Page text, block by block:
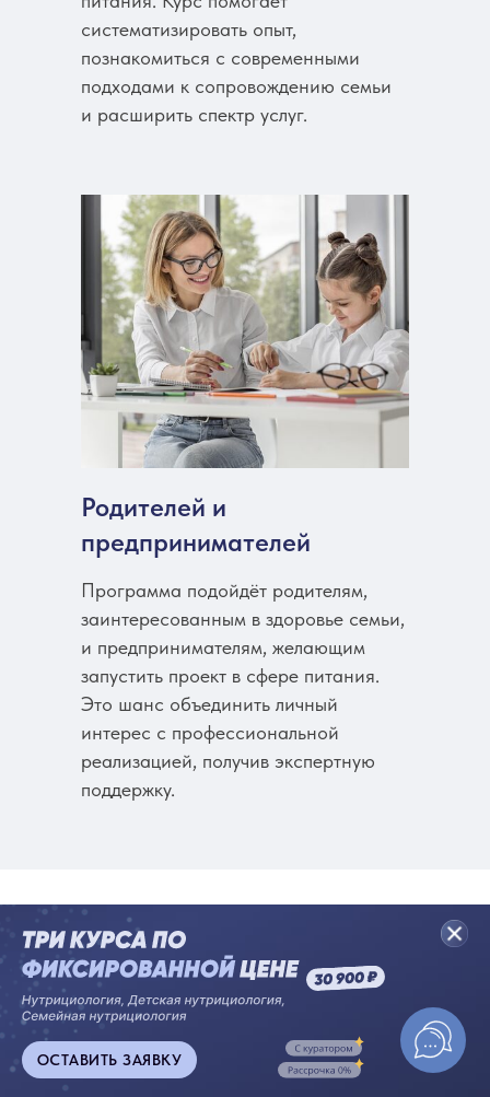
ОСТАВИТЬ ЗАЯВКУ
систематизировать опыт,
познакомиться с современными
подходами к сопровождению семьи
и расширить спектр услуг.
Родителей и
предпринимателей
Программа подойдёт родителям,
заинтересованным в здоровье семьи,
и предпринимателям, желающим
запустить проект в сфере питания.
Это шанс объединить личный
интерес с профессиональной
реализацией, получив экспертную
поддержку.
Подарки
выпускникам